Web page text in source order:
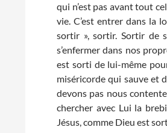
qui n’est pas avant tout
vie. C’est entrer dans la
sortir », sortir. Sortir de
s’enfermer dans nos
est sorti de lui-même
miséricorde qui sauve et
devons pas nous
chercher avec Lui la
Jésus, comme Dieu est